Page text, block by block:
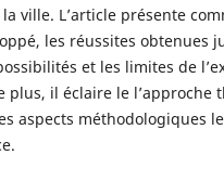
ville. L’article présente
les réussites obtenues
et les limites de
plus, il éclaire le
aspects méthodologiques